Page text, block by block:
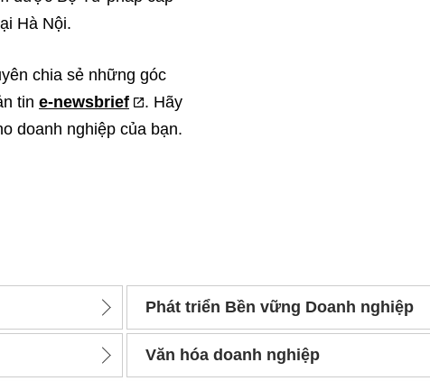
Hà Nội.
chia sẻ những góc
tin e-newsbrief
. Hãy
doanh nghiệp của bạn.
Phát triển Bền vững Doanh nghiệp
Văn hóa doanh nghiệp